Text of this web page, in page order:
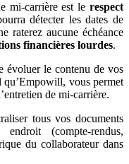
mi-carrière est le respect
détecter les dates de
raterez aucune échéance
financières lourdes.
évoluer le contenu de vos
qu’Empowill, vous permet
de mi-carrière.
tous vos documents
(compte-rendus,
du collaborateur dans